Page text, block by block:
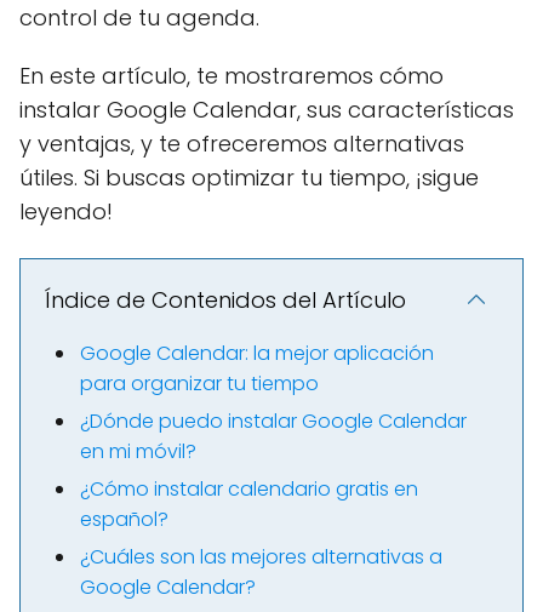
control de tu agenda.
En este artículo, te mostraremos cómo
instalar Google Calendar, sus características
y ventajas, y te ofreceremos alternativas
útiles. Si buscas optimizar tu tiempo, ¡sigue
leyendo!
Índice de Contenidos del Artículo
Google Calendar: la mejor aplicación
para organizar tu tiempo
¿Dónde puedo instalar Google Calendar
en mi móvil?
¿Cómo instalar calendario gratis en
español?
¿Cuáles son las mejores alternativas a
Google Calendar?